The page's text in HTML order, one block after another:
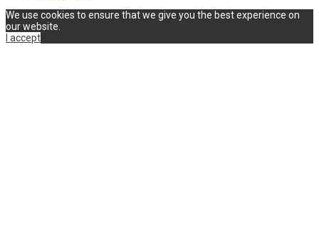
We use cookies to ensure that we give you the best experience on
our website.
I accept